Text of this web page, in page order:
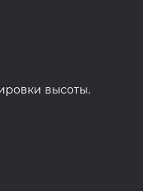
высоты.